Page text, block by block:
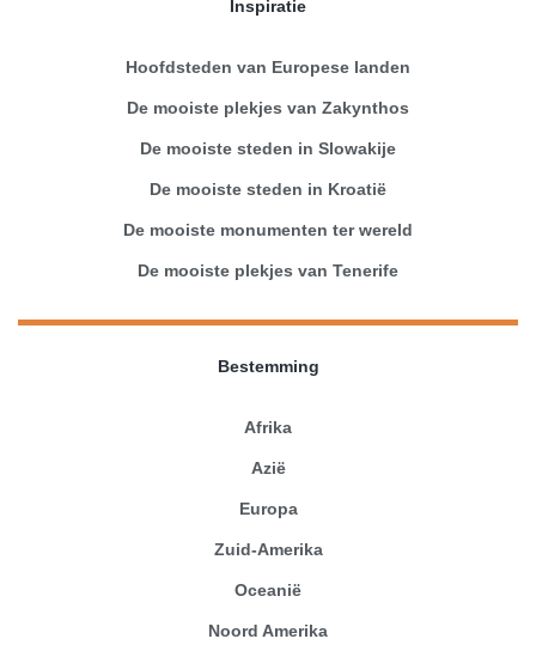
Inspiratie
Hoofdsteden van Europese landen
De mooiste plekjes van Zakynthos
De mooiste steden in Slowakije
De mooiste steden in Kroatië
De mooiste monumenten ter wereld
De mooiste plekjes van Tenerife
Bestemming
Afrika
Azië
Europa
Zuid-Amerika
Oceanië
Noord Amerika